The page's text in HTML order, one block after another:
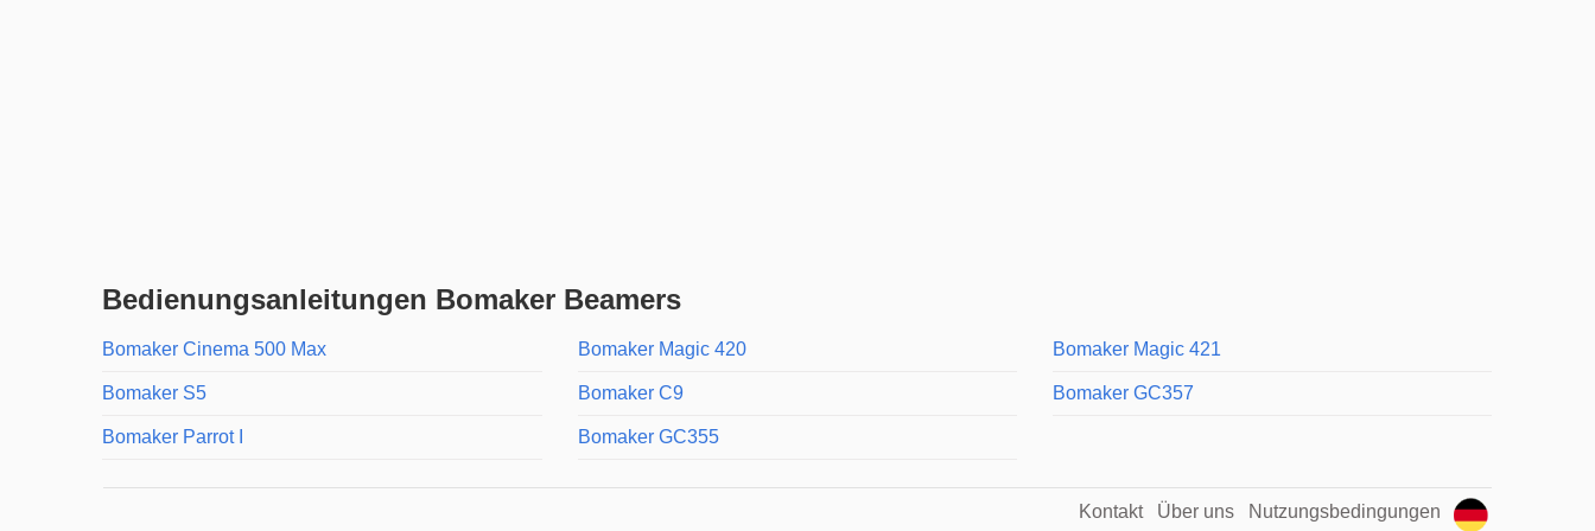
Bedienungsanleitungen Bomaker Beamers
Bomaker Cinema 500 Max Bomaker Magic 420 Bomaker Magic 421
Bomaker S5 Bomaker C9 Bomaker GC357
Bomaker Parrot I Bomaker GC355
Kontakt Über uns Nutzungsbedingungen